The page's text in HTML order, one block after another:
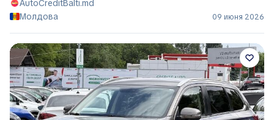
AutoCreditBalti.md
Молдова
09 июня 2026